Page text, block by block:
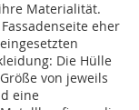
Materialität.
eher
Die Hülle
von jeweils
eine